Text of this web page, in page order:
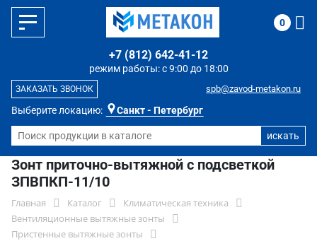
Выберите локацию: Санкт - Петербург
режим работы: с 9:00 до 18:00
+7 (812) 642-41-12
spb@zavod-metakon.ru
ЗАКАЗАТЬ ЗВОНОК
0
Зонт приточно-вытяжной с подсветкой
ЗПВПКП-11/10
Главная Каталог
Климатическая техника
Вентиляционные вытяжные зонты
Пристенные вытяжные зонты